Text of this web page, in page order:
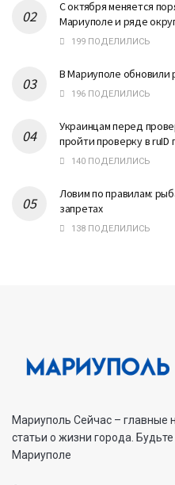
С октября меняется
Мариуполе и ряде
199 ПОДЕЛИЛИСЬ
В Мариуполе обновили
196 ПОДЕЛИЛИСЬ
Украинцам перед
пройти проверку в ruID
140 ПОДЕЛИЛИСЬ
Ловим по правилам:
запретах
138 ПОДЕЛИЛИСЬ
Мариуполь Сейчас – главные
статьи о жизни города.
Мариуполе